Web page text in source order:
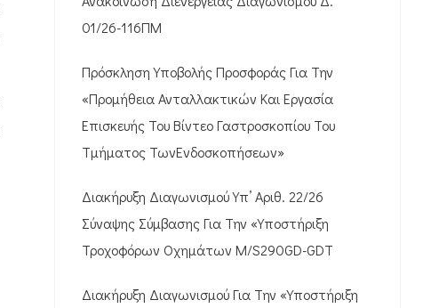
01/26-116ΠΜ
Πρόσκληση Υποβολής Προσφοράς Για Την
«Προμήθεια Ανταλλακτικών Και Εργασία
Επισκευής Του Βίντεο Γαστροσκοπίου Του
Τμήματος ΤωνΕνδοσκοπήσεων»
Διακήρυξη Διαγωνισμού Υπ’ Αριθ. 22/26
Σύναψης Σύμβασης Για Την «Υποστήριξη
Τροχοφόρων Οχημάτων M/S290GD-GDT
Διακήρυξη Διαγωνισμού Για Την «Υποστήριξη